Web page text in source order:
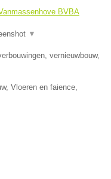
BVBA
▼
vernieuwbouw,
Vloeren en faience,